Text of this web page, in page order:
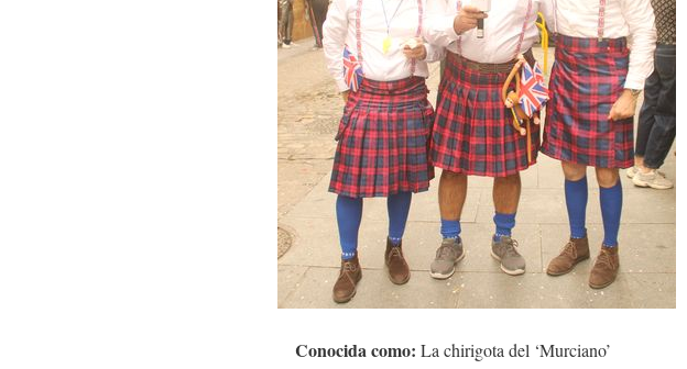
Conocida como: La chirigota del ‘Murciano’